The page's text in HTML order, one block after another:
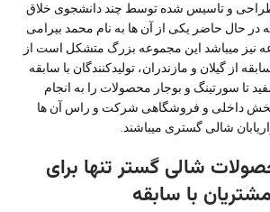
طراحی و تاسیس شده توسط چند دانشجوی خلاق
در حال حاضر یکی از آن ها به نام محمد بیرامی
نیز میباشد این مجموعه بزرگ متشکل است از
از گیلان و مازندران، تولیدکنندگان با سابقه
تا سورتینگ و بوجار محصولات را به انجام
بخش داخلی و فروشگاهی شرکت و راس آن ها
شالی گستری میباشند.
شالی گستر تنها برای
مشتریان با سابقه